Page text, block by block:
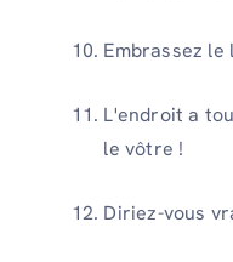
Embrassez le
L'endroit a
le vôtre !
Diriez-vous